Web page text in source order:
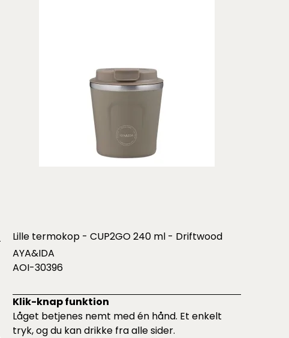
Lille termokop - CUP2GO 240 ml - Driftwood
AYA&IDA
AOI-30396
Klik-knap funktion
Låget betjenes nemt med én hånd. Et enkelt
tryk, og du kan drikke fra alle sider.